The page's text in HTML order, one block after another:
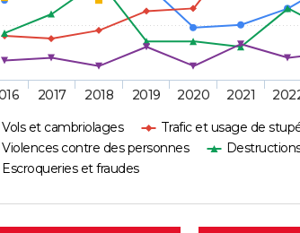
Vols et cambriolages
Trafic et usage de
Violences contre des personnes
Escroqueries et fraudes
2017 2018 2019 2020 2021